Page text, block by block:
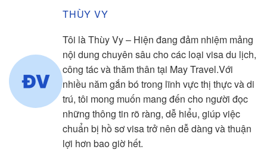
THÙY VY
Tôi là Thùy Vy – Hiện đang đảm nhiệm mảng
nội dung chuyên sâu cho các loại visa du lịch,
công tác và thăm thân tại May Travel.Với
nhiều năm gắn bó trong lĩnh vực thị thực và di
trú, tôi mong muốn mang đến cho người đọc
những thông tin rõ ràng, dễ hiểu, giúp việc
chuẩn bị hồ sơ visa trở nên dễ dàng và thuận
lợi hơn bao giờ hết.